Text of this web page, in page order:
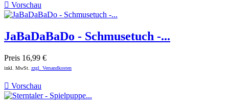
 Vorschau
JaBaDaBaDo - Schmusetuch -...
Preis 16,99 €
inkl. MwSt. zzgl. Versandkosten
 Vorschau